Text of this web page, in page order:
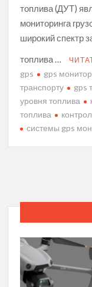
топлива (ДУТ)
мониторинга
широкий спектр
топлива …
gps gps
транспорту
gps
уровня топлива
топлива
системы gps